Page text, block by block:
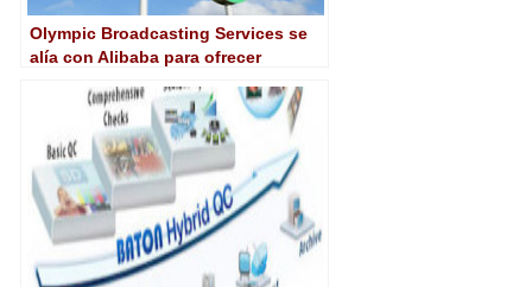
Olympic Broadcasting Services se
alía con Alibaba para ofrecer